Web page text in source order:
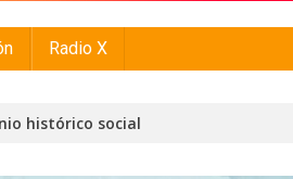
Radio X
histórico social